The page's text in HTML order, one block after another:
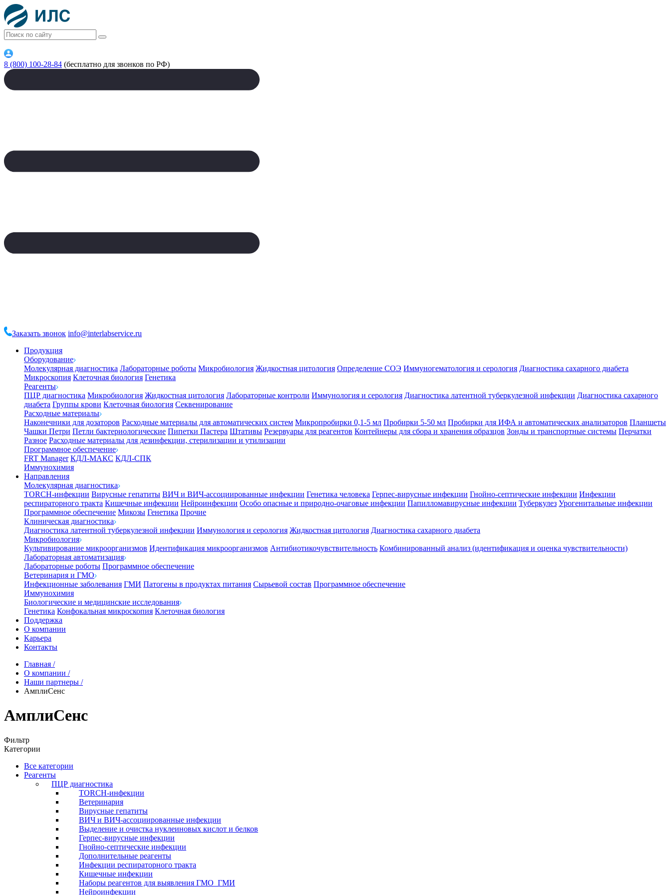
8 (800) 100-28-84 (бесплатно для звонков по РФ)
Заказать звонок info@interlabservice.ru
Продукция
Оборудование
Молекулярная диагностика Лабораторные роботы Микробиология Жидкостная цитология Определение СОЭ Иммуногематология и серология Диагностика сахарного диабета
Микроскопия Клеточная биология Генетика
Реагенты
ПЦР диагностика Микробиология Жидкостная цитология Лабораторные контроли Иммунология и серология Диагностика латентной туберкулезной инфекции Диагностика сахарного
диабета Группы крови Клеточная биология Секвенирование
Расходные материалы
Наконечники для дозаторов Расходные материалы для автоматических систем Микропробирки 0,1-5 мл Пробирки 5-50 мл Пробирки для ИФА и автоматических анализаторов Планшеты
Чашки Петри Петли бактериологические Пипетки Пастера Штативы Резервуары для реагентов Контейнеры для сбора и хранения образцов Зонды и транспортные системы Перчатки
Разное Расходные материалы для дезинфекции, стерилизации и утилизации
Программное обеспечение
FRT Manager КДЛ-МАКС КДЛ-СПК
Иммунохимия
Направления
Молекулярная диагностика
TORCH-инфекции Вирусные гепатиты ВИЧ и ВИЧ-ассоциированные инфекции Генетика человека Герпес-вирусные инфекции Гнойно-септические инфекции Инфекции
респираторного тракта Кишечные инфекции Нейроинфекции Особо опасные и природно-очаговые инфекции Папилломавирусные инфекции Туберкулез Урогенитальные инфекции
Программное обеспечение Микозы Генетика Прочие
Клиническая диагностика
Диагностика латентной туберкулезной инфекции Иммунология и серология Жидкостная цитология Диагностика сахарного диабета
Микробиология
Культивирование микроорганизмов Идентификация микроорганизмов Антибиотикочувствительность Комбинированный анализ (идентификация и оценка чувствительности)
Лабораторная автоматизация
Лабораторные роботы Программное обеспечение
Ветеринария и ГМО
Инфекционные заболевания ГМИ Патогены в продуктах питания Сырьевой состав Программное обеспечение
Иммунохимия
Биологические и медицинские исследования
Генетика Конфокальная микроскопия Клеточная биология
Поддержка
О компании
Карьера
Контакты
Главная /
О компании /
Наши партнеры /
АмплиСенс
АмплиСенс
Фильтр
Категории
Все категории
Реагенты
ПЦР диагностика
TORCH-инфекции
Ветеринария
Вирусные гепатиты
ВИЧ и ВИЧ-ассоциированные инфекции
Выделение и очистка нуклеиновых кислот и белков
Герпес-вирусные инфекции
Гнойно-септические инфекции
Дополнительные реагенты
Инфекции респираторного тракта
Кишечные инфекции
Наборы реагентов для выявления ГМО_ГМИ
Нейроинфекции